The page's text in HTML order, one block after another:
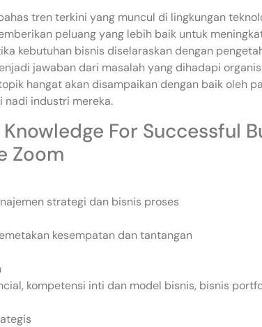
tren terkini yang muncul di lingkungan
peluang yang lebih baik untuk
kebutuhan bisnis diselaraskan dengan
jawaban dari masalah yang dihadapi
hangat akan disampaikan dengan baik oleh
industri mereka.
Knowledge For Successful
Zoom
strategi dan bisnis proses
kesempatan dan tantangan
kompetensi inti dan model bisnis, bisnis